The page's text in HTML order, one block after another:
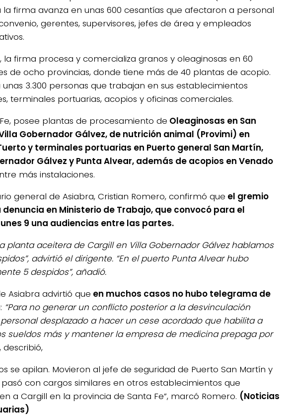
la firma avanza en unas 600 cesantías que afectaron a personal
gerentes, supervisores, jefes de área y empleados
la firma procesa y comercializa granos y oleaginosas en 60
de ocho provincias, donde tiene más de 40 plantas de acopio.
3.300 personas que trabajan en sus establecimientos
terminales portuarias, acopios y oficinas comerciales.
posee plantas de procesamiento de Oleaginosas en San
Gobernador Gálvez, de nutrición animal (Provimi) en
y terminales portuarias en Puerto general San Martín,
Gálvez y Punta Alvear, además de acopios en Venado
más instalaciones.
general de Asiabra, Cristian Romero, confirmó que el gremio
denuncia en Ministerio de Trabajo, que convocó para el
9 una audiencias entre las partes.
planta aceitera de Cargill en Villa Gobernador Gálvez hablamos
advirtió el dirigente. “En el puerto Punta Alvear hubo
5 despidos”, añadió.
Asiabra advirtió que en muchos casos no hubo telegrama de
: “Para no generar un conflicto posterior a la desvinculación
desplazado a hacer un cese acordado que habilita a
sueldos más y mantener la empresa de medicina prepaga por
describió,
se apilan. Movieron al jefe de seguridad de Puerto San Martín y
con cargos similares en otros establecimientos que
a Cargill en la provincia de Santa Fe”, marcó Romero. (Noticias